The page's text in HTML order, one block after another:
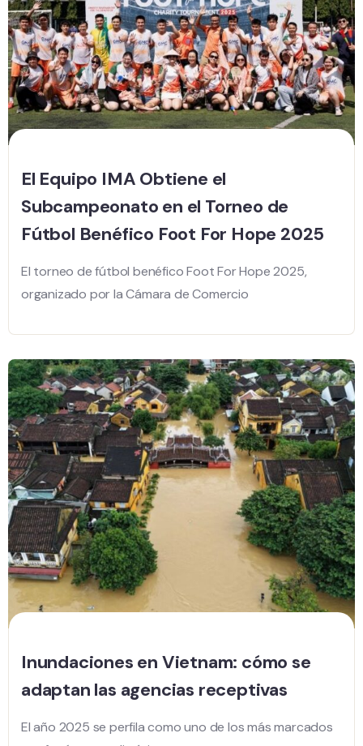
El Equipo IMA Obtiene el
Subcampeonato en el Torneo de
Fútbol Benéfico Foot For Hope 2025
El torneo de fútbol benéfico Foot For Hope 2025,
organizado por la Cámara de Comercio
Inundaciones en Vietnam: cómo se
adaptan las agencias receptivas
El año 2025 se perfila como uno de los más marcados